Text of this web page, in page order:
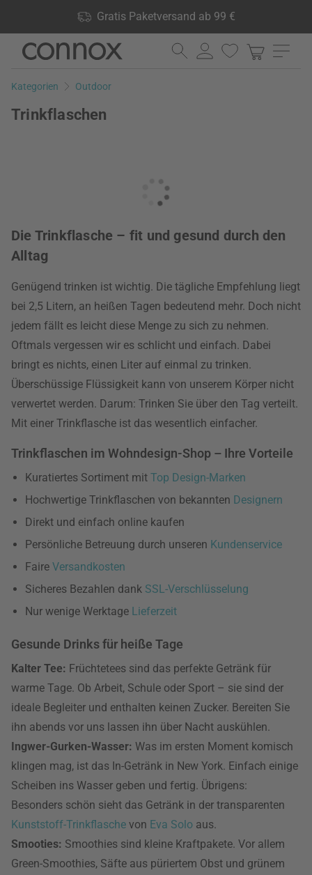
Gratis Paketversand ab 99 €
lagernd, 60 Tage Rückgaberecht
Direkt
Seiteninhalt
Direkt
Suchfeld
Kategorien Outdoor
Trinkflaschen
Die Trinkflasche – fit und gesund durch den
Alltag
Genügend trinken ist wichtig. Die tägliche Empfehlung liegt
bei 2,5 Litern, an heißen Tagen bedeutend mehr. Doch nicht
jedem fällt es leicht diese Menge zu sich zu nehmen.
Oftmals vergessen wir es schlicht und einfach. Dabei
bringt es nichts, einen Liter auf einmal zu trinken.
Überschüssige Flüssigkeit kann von unserem Körper nicht
verwertet werden. Darum: Trinken Sie über den Tag verteilt.
Mit einer Trinkflasche ist das wesentlich einfacher.
Trinkflaschen im Wohndesign-Shop – Ihre Vorteile
Kuratiertes Sortiment mit Top Design-Marken
Hochwertige Trinkflaschen von bekannten Designern
Direkt und einfach online kaufen
Persönliche Betreuung durch unseren Kundenservice
Faire Versandkosten
Sicheres Bezahlen dank SSL-Verschlüsselung
Nur wenige Werktage Lieferzeit
Gesunde Drinks für heiße Tage
Kalter Tee: Früchtetees sind das perfekte Getränk für
warme Tage. Ob Arbeit, Schule oder Sport – sie sind der
ideale Begleiter und enthalten keinen Zucker. Bereiten Sie
ihn abends vor uns lassen ihn über Nacht auskühlen.
Ingwer-Gurken-Wasser: Was im ersten Moment komisch
klingen mag, ist das In-Getränk in New York. Einfach einige
Scheiben ins Wasser geben und fertig. Übrigens:
Besonders schön sieht das Getränk in der transparenten
Kunststoff-Trinkflasche von Eva Solo aus.
Smooties: Smoothies sind kleine Kraftpakete. Vor allem
Green-Smoothies, Säfte aus püriertem Obst und grünem